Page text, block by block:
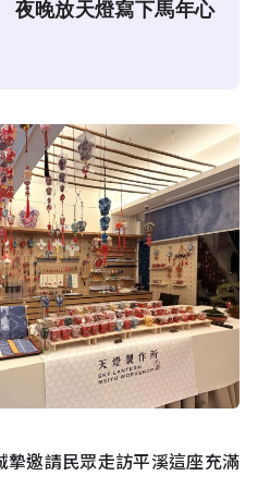
晚放天燈寫下馬年心
邀請民眾走訪平溪這座充滿